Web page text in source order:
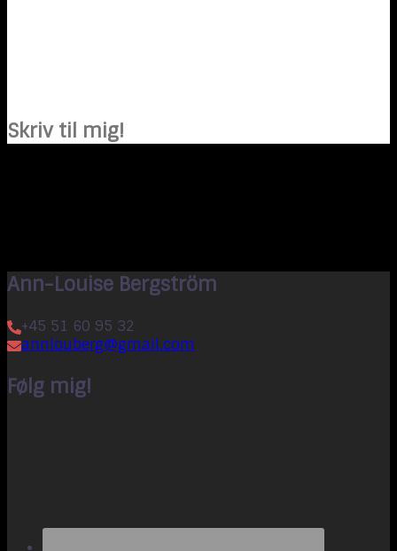
Skriv til mig!
Ann-Louise Bergström
+45 51 60 95 32
annlouberg@gmail.com
Følg mig!